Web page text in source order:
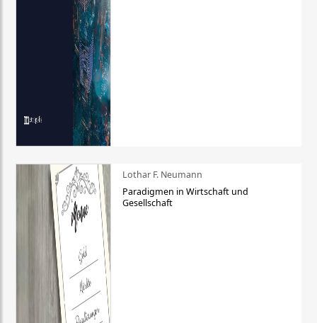
Lothar F. Neumann
Paradigmen in Wirtschaft und
Gesellschaft